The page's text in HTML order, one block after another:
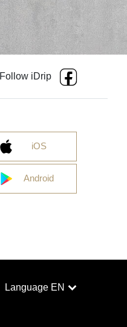
Follow iDrip
iOS
Android
Language